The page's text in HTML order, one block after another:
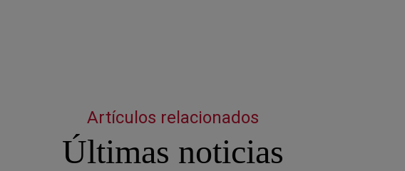
Artículos relacionados
Últimas noticias